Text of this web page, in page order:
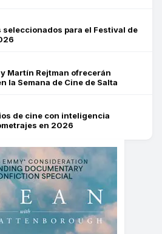
seleccionados para el Festival de
Martín Rejtman ofrecerán
la Semana de Cine de Salta
de cine con inteligencia
en 2026